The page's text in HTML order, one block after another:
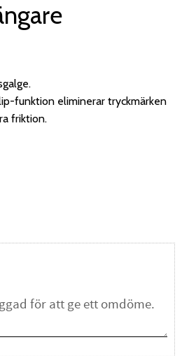
funktion eliminerar tryckmärken
friktion.